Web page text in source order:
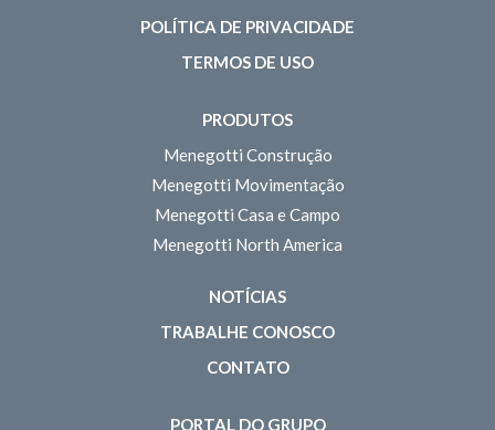
POLÍTICA DE PRIVACIDADE
TERMOS DE USO
PRODUTOS
Menegotti Construção
Menegotti Movimentação
Menegotti Casa e Campo
Menegotti North America
NOTÍCIAS
TRABALHE CONOSCO
CONTATO
PORTAL DO GRUPO